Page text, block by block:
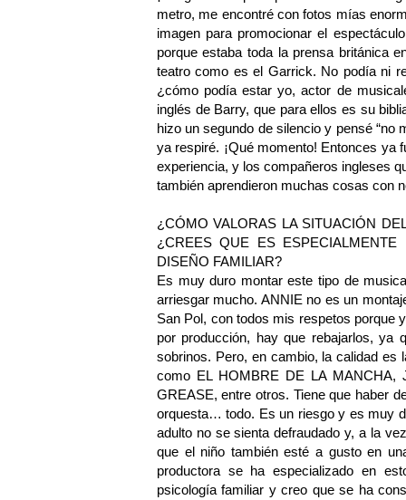
metro, me encontré con fotos mías
imagen para promocionar el
porque estaba toda la prensa británica
teatro como es el Garrick. No podía ni
¿cómo podía estar yo, actor de
inglés de Barry, que para ellos es su
hizo un segundo de silencio y pensé “no
ya respiré. ¡Qué momento! Entonces ya
experiencia, y los compañeros ingleses
también aprendieron muchas cosas con
¿CÓMO VALORAS LA SITUACIÓN
¿CREES QUE ES
DISEÑO FAMILIAR?
Es muy duro montar este tipo de
arriesgar mucho. ANNIE no es un
San Pol, con todos mis respetos porque
por producción, hay que rebajarlos,
sobrinos. Pero, en cambio, la calidad
como EL HOMBRE DE LA MANCHA,
GREASE, entre otros. Tiene que haber
orquesta… todo. Es un riesgo y es muy
adulto no se sienta defraudado y, a la
que el niño también esté a gusto en
productora se ha especializado en
psicología familiar y creo que se ha